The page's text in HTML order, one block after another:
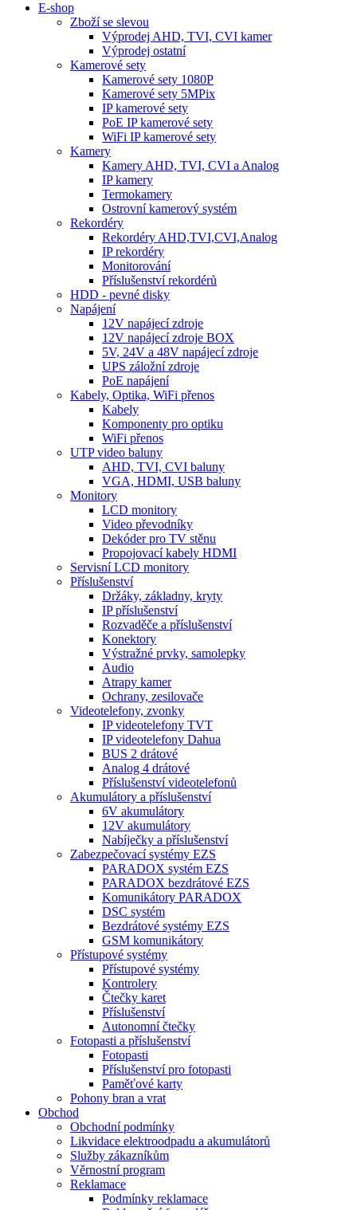
E-shop
Zboží se slevou
Výprodej AHD, TVI, CVI kamer
Výprodej ostatní
Kamerové sety
Kamerové sety 1080P
Kamerové sety 5MPix
IP kamerové sety
PoE IP kamerové sety
WiFi IP kamerové sety
Kamery
Kamery AHD, TVI, CVI a Analog
IP kamery
Termokamery
Ostrovní kamerový systém
Rekordéry
Rekordéry AHD,TVI,CVI,Analog
IP rekordéry
Monitorování
Příslušenství rekordérů
HDD - pevné disky
Napájení
12V napájecí zdroje
12V napájecí zdroje BOX
5V, 24V a 48V napájecí zdroje
UPS záložní zdroje
PoE napájení
Kabely, Optika, WiFi přenos
Kabely
Komponenty pro optiku
WiFi přenos
UTP video baluny
AHD, TVI, CVI baluny
VGA, HDMI, USB baluny
Monitory
LCD monitory
Video převodníky
Dekóder pro TV stěnu
Propojovací kabely HDMI
Servisní LCD monitory
Příslušenství
Držáky, základny, kryty
IP příslušenství
Rozvaděče a příslušenství
Konektory
Výstražné prvky, samolepky
Audio
Atrapy kamer
Ochrany, zesilovače
Videotelefony, zvonky
IP videotelefony TVT
IP videotelefony Dahua
BUS 2 drátové
Analog 4 drátové
Příslušenství videotelefonů
Akumulátory a příslušenství
6V akumulátory
12V akumulátory
Nabíječky a příslušenství
Zabezpečovací systémy EZS
PARADOX systém EZS
PARADOX bezdrátové EZS
Komunikátory PARADOX
DSC systém
Bezdrátové systémy EZS
GSM komunikátory
Přístupové systémy
Přístupové systémy
Kontrolery
Čtečky karet
Příslušenství
Autonomní čtečky
Fotopasti a příslušenství
Fotopasti
Příslušenství pro fotopasti
Paměťové karty
Pohony bran a vrat
Obchod
Obchodní podmínky
Likvidace elektroodpadu a akumulátorů
Služby zákazníkům
Věrnostní program
Reklamace
Podmínky reklamace